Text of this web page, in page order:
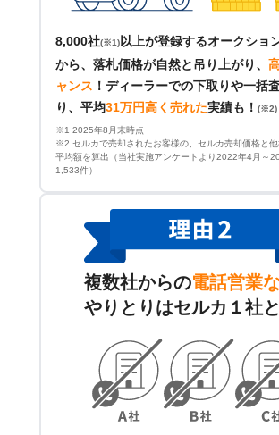
8,000社(※1) 以上が登録するオークショ
から、落札価格が自然と吊り上がり、
ャンス ！ ディーラーでの下取りや一括
り、平均31万円高く売れた実績も！ (※2)
※1 2025年8月末時点
※2 セルカで売却されたお客様の、セルカ売却価格と
平均額を算出（当社実施アンケートより2022年4月～
1,533件）
複数社からの電話営業
やりとりはセルカ１社